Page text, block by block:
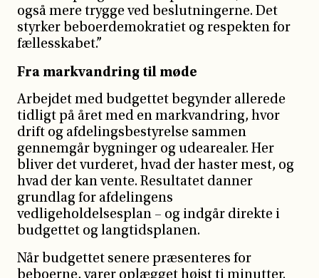
også mere trygge ved beslutningerne. Det
styrker beboerdemokratiet og respekten for
fællesskabet.”
Fra markvandring til møde
Arbejdet med budgettet begynder allerede
tidligt på året med en markvandring, hvor
drift og afdelingsbestyrelse sammen
gennemgår bygninger og udearealer. Her
bliver det vurderet, hvad der haster mest, og
hvad der kan vente. Resultatet danner
grundlag for afdelingens
vedligeholdelsesplan – og indgår direkte i
budgettet og langtidsplanen.
Når budgettet senere præsenteres for
beboerne, varer oplægget højst ti minutter.